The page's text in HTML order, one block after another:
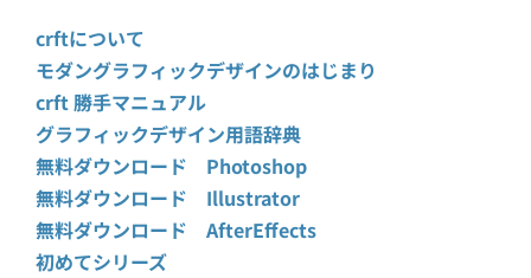
crftについて
モダングラフィックデザインのはじまり
crft 勝手マニュアル
グラフィックデザイン用語辞典
無料ダウンロード Photoshop
無料ダウンロード Illustrator
無料ダウンロード AfterEffects
初めてシリーズ